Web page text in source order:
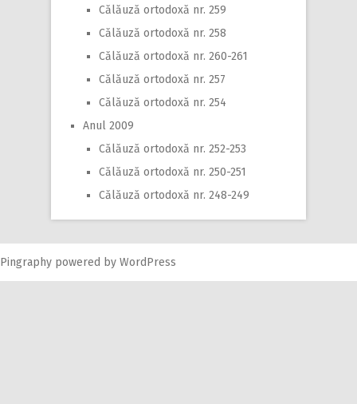
Călăuză ortodoxă nr. 259
Călăuză ortodoxă nr. 258
Călăuză ortodoxă nr. 260-261
Călăuză ortodoxă nr. 257
Călăuză ortodoxă nr. 254
Anul 2009
Călăuză ortodoxă nr. 252-253
Călăuză ortodoxă nr. 250-251
Călăuză ortodoxă nr. 248-249
Pingraphy powered by WordPress